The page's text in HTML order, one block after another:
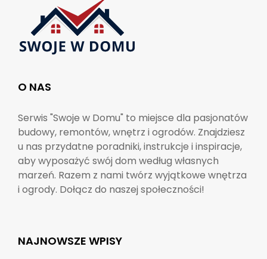
O NAS
Serwis "Swoje w Domu" to miejsce dla pasjonatów
budowy, remontów, wnętrz i ogrodów. Znajdziesz
u nas przydatne poradniki, instrukcje i inspiracje,
aby wyposażyć swój dom według własnych
marzeń. Razem z nami twórz wyjątkowe wnętrza
i ogrody. Dołącz do naszej społeczności!
NAJNOWSZE WPISY